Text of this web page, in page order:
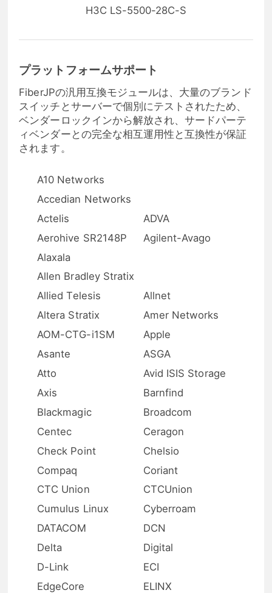
H3C LS-5500-28C-S
プラットフォームサポート
FiberJPの汎用互換モジュールは、大量のブランド
スイッチとサーバーで個別にテストされたため、
ベンダーロックインから解放され、サードパーテ
ィベンダーとの完全な相互運用性と互換性が保証
されます。
A10 Networks
Accedian Networks
Actelis
ADVA
Aerohive SR2148P
Agilent-Avago
Alaxala
Allen Bradley Stratix
Allied Telesis
Allnet
Altera Stratix
Amer Networks
AOM-CTG-i1SM
Apple
Asante
ASGA
Atto
Avid ISIS Storage
Axis
Barnfind
Blackmagic
Broadcom
Centec
Ceragon
Check Point
Chelsio
Compaq
Coriant
CTC Union
CTCUnion
Cumulus Linux
Cyberroam
DATACOM
DCN
Delta
Digital
D-Link
ECI
EdgeCore
ELINX